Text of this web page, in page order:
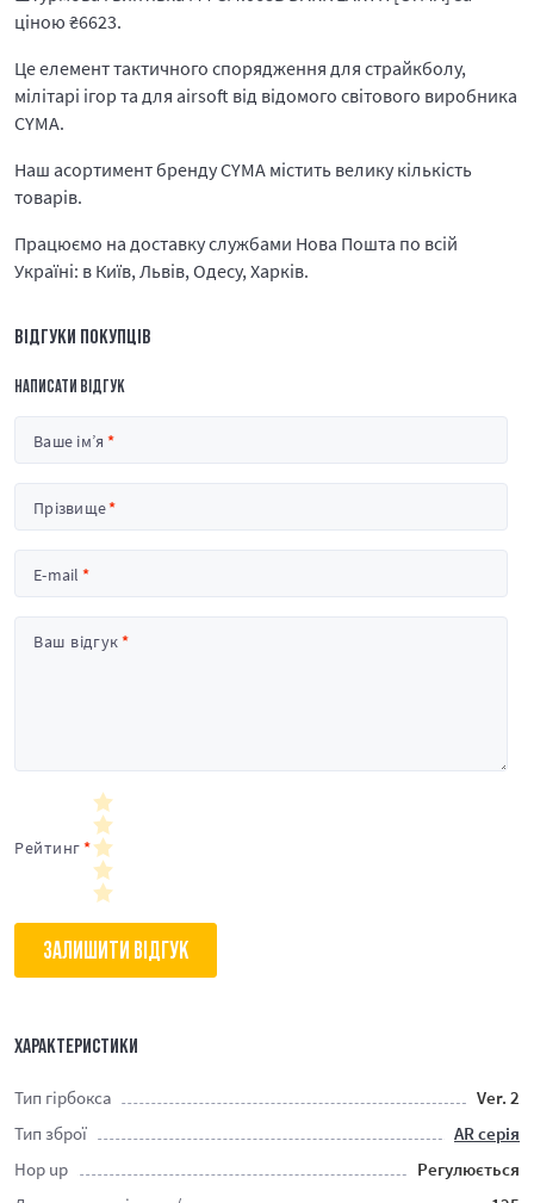
ціною ₴6623.
Це елемент тактичного спорядження для страйкболу,
мілітарі ігор та для airsoft від відомого світового виробника
CYMA.
Наш асортимент бренду CYMA містить велику кількість
товарів.
Працюємо на доставку службами Нова Пошта по всій
Україні: в Київ, Львів, Одесу, Харків.
ВІДГУКИ ПОКУПЦІВ
НАПИСАТИ ВІДГУК
Ваше ім’я
Прізвище
E-mail
Ваш відгук
Рейтинг
ЗАЛИШИТИ ВІДГУК
ХАРАКТЕРИСТИКИ
Тип гірбокса
Ver. 2
Тип зброї
AR серія
Hop up
Регулюється